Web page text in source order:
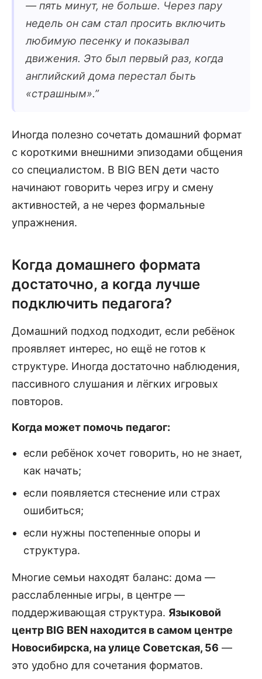
— пять минут, не больше. Через пару
недель он сам стал просить включить
любимую песенку и показывал
движения. Это был первый раз, когда
английский дома перестал быть
«страшным».”
Иногда полезно сочетать домашний формат
с короткими внешними эпизодами общения
со специалистом. В BIG BEN дети часто
начинают говорить через игру и смену
активностей, а не через формальные
упражнения.
Когда домашнего формата
достаточно, а когда лучше
подключить педагога?
Домашний подход подходит, если ребёнок
проявляет интерес, но ещё не готов к
структуре. Иногда достаточно наблюдения,
пассивного слушания и лёгких игровых
повторов.
Когда может помочь педагог:
если ребёнок хочет говорить, но не знает,
как начать;
если появляется стеснение или страх
ошибиться;
если нужны постепенные опоры и
структура.
Многие семьи находят баланс: дома —
расслабленные игры, в центре —
поддерживающая структура. Языковой
центр BIG BEN находится в самом центре
Новосибирска, на улице Советская, 56 —
это удобно для сочетания форматов.